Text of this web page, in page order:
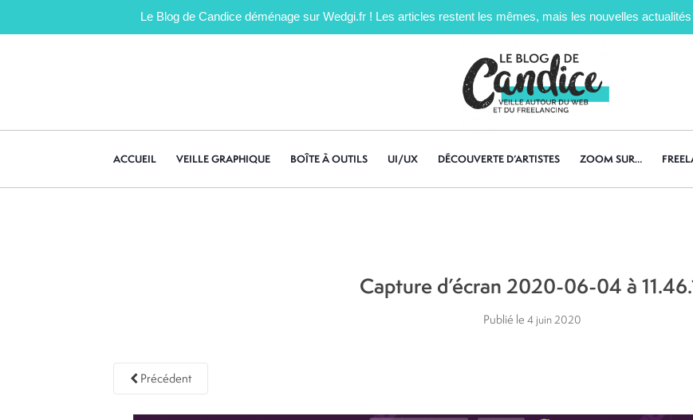
Le Blog de Candice déménage sur Wedgi.fr ! Les articles restent les mêmes, mais les nouvelles
ACCUEIL VEILLE GRAPHIQUE BOÎTE À OUTILS UI/UX DÉCOUVERTE D’ARTISTES ZOOM SUR…
Capture d’écran 2020-06-04 à
Publié le 4 juin 2020
Précédent